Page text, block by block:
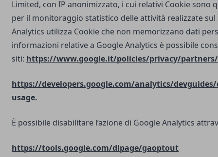
Limited, con IP anonimizzato, i cui relativi Cookie sono
per il monitoraggio statistico delle attività realizzate sul
Analytics utilizza Cookie che non memorizzano dati
informazioni relative a Google Analytics è possibile
siti: https://www.google.it/policies/privacy/partners/
https://developers.google.com/analytics/
usage.
È possibile disabilitare l’azione di Google Analytics
https://tools.google.com/dlpage/gaoptout